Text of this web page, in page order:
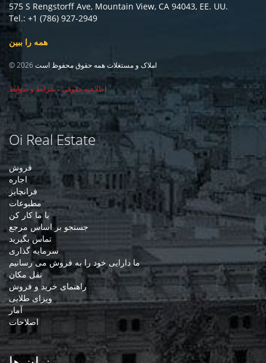
575 S Rengstorff Ave, Mountain View, CA 94043, EE. UU.
Tel.: +1 (786) 927-2949
همه را ببین
© 2026 املاک و مستغلات همه حقوق محفوظ است
اطلاعیه حقوقی- شرایط و ضوابط
Oi Real Estate
فروش
اجاره
فرانچایز
مطبوعات
با ما کار کن
جستجو بر اساس مرجع
تماس بگیرید
سرمایه گذاری
ما دارایی خود را به فروش می رسانیم
نقل مکان
راهنمای خرید و فروش
ویزای طلایی
آمار
اصلاحات